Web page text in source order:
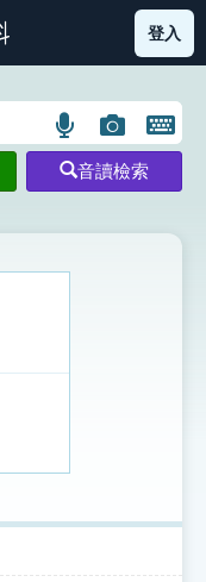
部首索引表圖示
登入
語
言
搜
示
圖
片
搜
開
鍵
圖
音讀檢索